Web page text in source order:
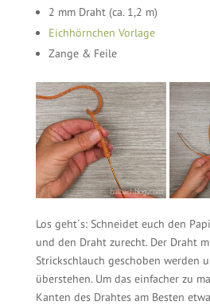
2 mm Draht (ca. 1,2 m)
Eichhörnchen Vorlage
Zange & Feile
Los geht´s: Schneidet euch den
und den Draht zurecht. Der Draht
Strickschlauch geschoben werden
überstehen. Um das einfacher zu
Kanten des Drahtes am Besten